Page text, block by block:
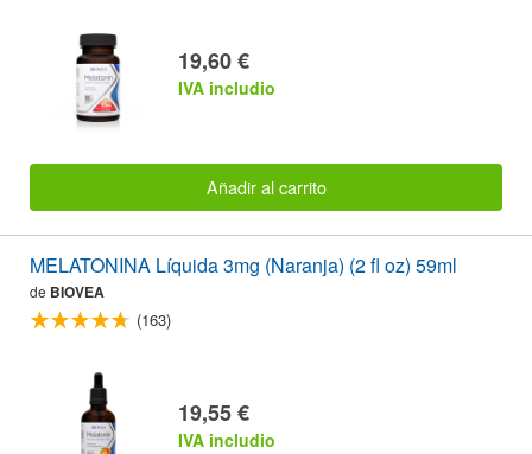
19,60 €
IVA includio
Añadir al carrito
MELATONINA Líquida 3mg (Naranja) (2 fl oz) 59ml
de BIOVEA
(163)
19,55 €
IVA includio